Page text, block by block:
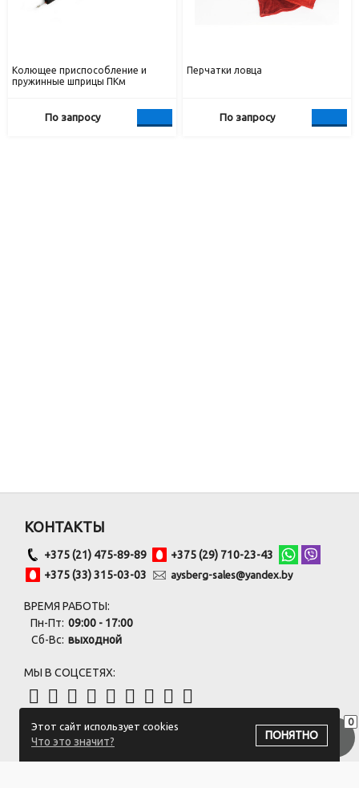
Колющее приспособление и
пружинные шприцы ПКм
По запросу
Перчатки ловца
По запросу
0
Этот сайт использует cookies
Что это значит?
ПОНЯТНО
КОНТАКТЫ
+375 (21) 475-89-89
+375 (29) 710-23-43
+375 (33) 315-03-03
aysberg-sales@yandex.by
ВРЕМЯ РАБОТЫ:
Пн-Пт: 09:00 - 17:00
Сб-Вс: выходной
МЫ В СОЦСЕТЯХ:
ПОДПИСАТЬСЯ НА РАССЫЛКУ